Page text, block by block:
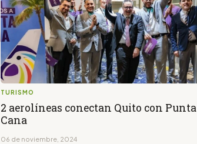
TURISMO
2 aerolíneas conectan Quito con Punta
Cana
06 de noviembre, 2024